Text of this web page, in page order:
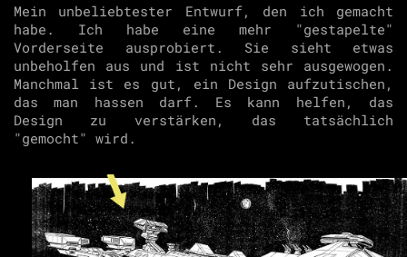
Mein unbeliebtester Entwurf, den ich gemacht
habe. Ich habe eine mehr "gestapelte"
Vorderseite ausprobiert. Sie sieht etwas
unbeholfen aus und ist nicht sehr ausgewogen.
Manchmal ist es gut, ein Design aufzutischen,
das man hassen darf. Es kann helfen, das
Design zu verstärken, das tatsächlich
"gemocht" wird.